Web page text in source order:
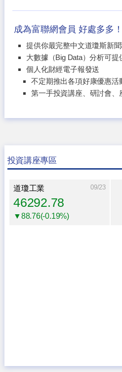
成為富聯網會員 好處多多！
提供你最完整中文道瓊斯新
大數據（Big Data）分析可提
個人化財經電子報發送
不定期推出各項好康優惠活
第一手投資講座、研討會、
投資講座專區
道瓊工業 09/23
46292.78
▼88.76(-0.19%)